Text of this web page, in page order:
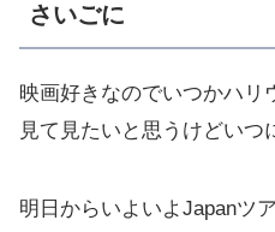
さいごに
映画好きなのでいつかハリ
見て見たいと思うけどい
明日からいよいよJapanツ